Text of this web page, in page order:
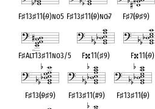
F♯13♯11(♭9)no5 F♯13♯11(♭9)no♭7 F♯7(♭9♯9)
F♯Alt13♯11no3/5 F 11(♯9) F 11(♭9)
F♯13(♭9♯9) F♯13♯11(#9) F♯13♯11(♭9)